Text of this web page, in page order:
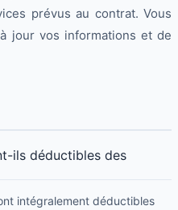
prévus au contrat. Vous
jour vos informations et de
ils déductibles des
intégralement déductibles